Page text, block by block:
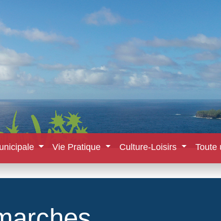
Vie Pratique Culture-Loisirs Toute